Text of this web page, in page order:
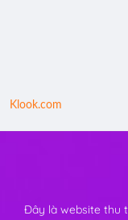
Klook.com
Đây là website thu